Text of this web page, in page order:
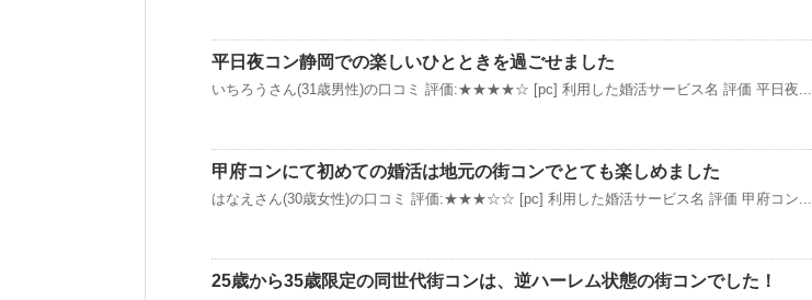
平日夜コン静岡での楽しいひとときを過ごせました
いちろうさん(31歳男性)の口コミ 評価:★★★★☆ [pc] 利用した婚活サービス名 評価 平日夜...
甲府コンにて初めての婚活は地元の街コンでとても楽しめました
はなえさん(30歳女性)の口コミ 評価:★★★☆☆ [pc] 利用した婚活サービス名 評価 甲府コン...
25歳から35歳限定の同世代街コンは、逆ハーレム状態の街コンでした！